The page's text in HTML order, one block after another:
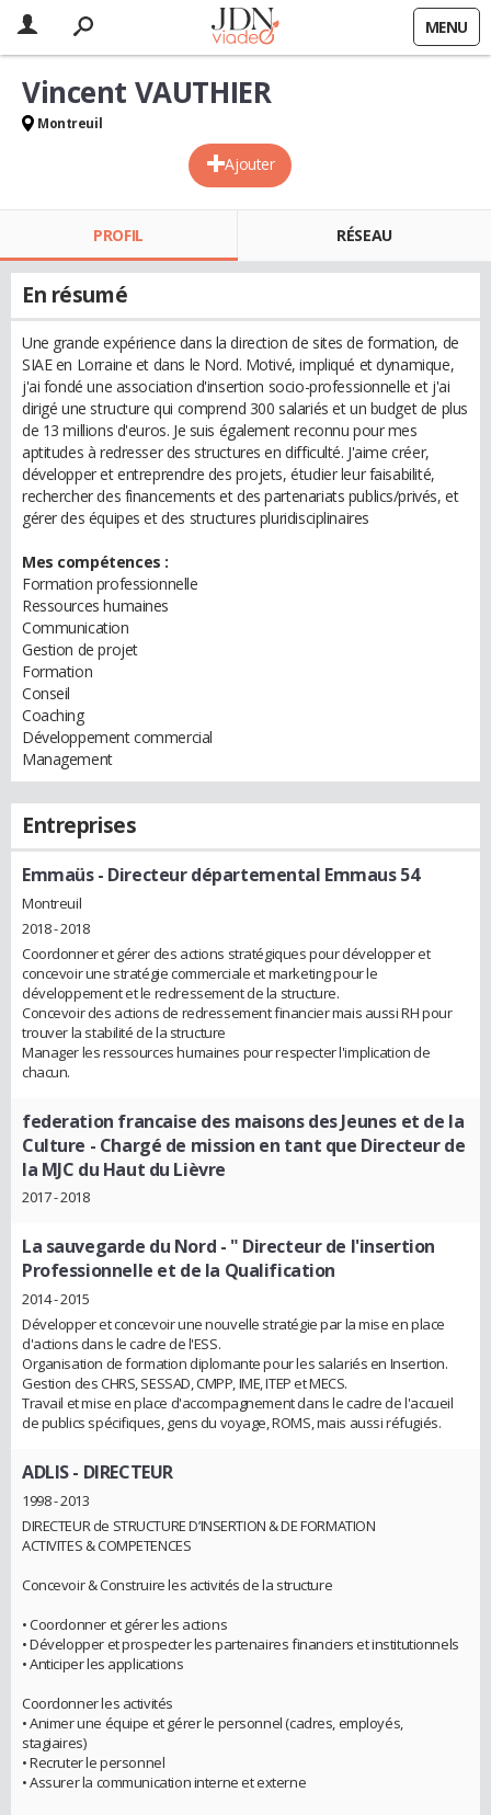
MENU
Ajouter
Vincent VAUTHIER
Montreuil
PROFIL RÉSEAU
En résumé
Une grande expérience dans la direction de sites de formation, de
SIAE en Lorraine et dans le Nord. Motivé, impliqué et dynamique,
j'ai fondé une association d'insertion socio-professionnelle et j'ai
dirigé une structure qui comprend 300 salariés et un budget de plus
de 13 millions d'euros. Je suis également reconnu pour mes
aptitudes à redresser des structures en difficulté. J'aime créer,
développer et entreprendre des projets, étudier leur faisabilité,
rechercher des financements et des partenariats publics/privés, et
gérer des équipes et des structures pluridisciplinaires
Mes compétences :
Formation professionnelle
Ressources humaines
Communication
Gestion de projet
Formation
Conseil
Coaching
Développement commercial
Management
Entreprises
Emmaüs- Directeur départemental Emmaus 54
Montreuil
2018 - 2018
Coordonner et gérer des actions stratégiques pour développer et
concevoir une stratégie commerciale et marketing pour le
développement et le redressement de la structure.
Concevoir des actions de redressement financier mais aussi RH pour
trouver la stabilité de la structure
Manager les ressources humaines pour respecter l'implication de
chacun.
federation francaise des maisons des Jeunes et de la
Culture - Chargé de mission en tant que Directeur de
la MJC du Haut du Lièvre
2017 - 2018
La sauvegarde du Nord - " Directeur de l'insertion
Professionnelle et de la Qualification
2014 - 2015
Développer et concevoir une nouvelle stratégie par la mise en place
d'actions dans le cadre de l'ESS.
Organisation de formation diplomante pour les salariés en Insertion.
Gestion des CHRS, SESSAD, CMPP, IME, ITEP et MECS.
Travail et mise en place d'accompagnement dans le cadre de l'accueil
de publics spécifiques, gens du voyage, ROMS, mais aussi réfugiés.
ADLIS- DIRECTEUR
1998 - 2013
DIRECTEUR de STRUCTURE D’INSERTION & DE FORMATION
ACTIVITES & COMPETENCES
Concevoir & Construire les activités de la structure
• Coordonner et gérer les actions
• Développer et prospecter les partenaires financiers et institutionnels
• Anticiper les applications
Coordonner les activités
• Animer une équipe et gérer le personnel (cadres, employés,
stagiaires)
• Recruter le personnel
• Assurer la communication interne et externe